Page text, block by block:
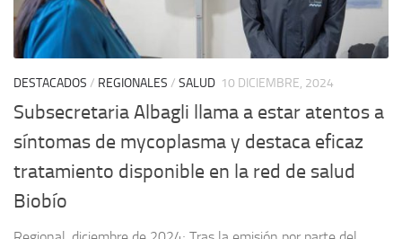
DESTACADOS / REGIONALES / SALUD 10 DICIEMBRE, 2024
Subsecretaria Albagli llama a estar atentos a
síntomas de mycoplasma y destaca eficaz
tratamiento disponible en la red de salud
Biobío